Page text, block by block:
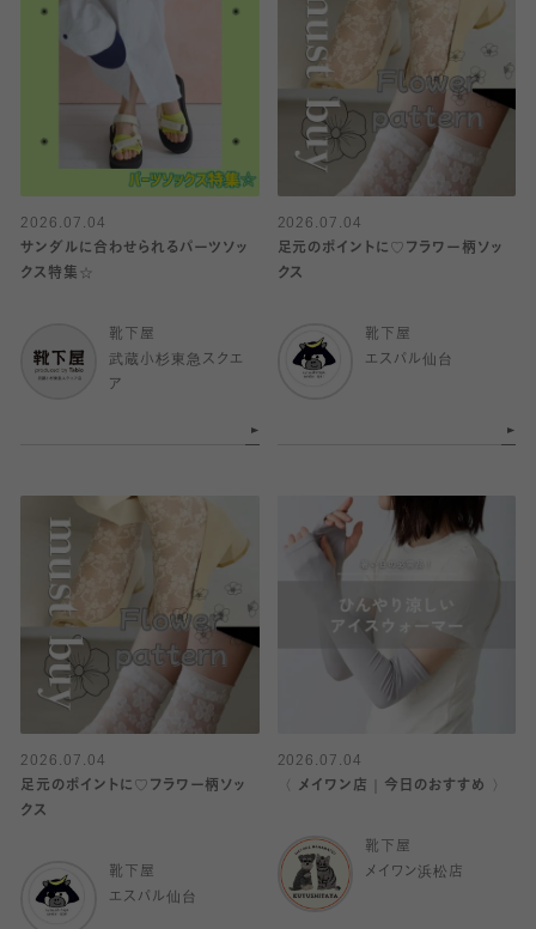
2026.07.04
サンダルに合わせられるパーツソッ
クス特集☆
靴下屋
武蔵小杉東急スクエ
ア
2026.07.04
足元のポイントに♡フラワー柄ソッ
クス
靴下屋
エスパル仙台
2026.07.04
足元のポイントに♡フラワー柄ソッ
クス
靴下屋
エスパル仙台
2026.07.04
〈 メイワン店｜今日のおすすめ 〉
靴下屋
メイワン浜松店